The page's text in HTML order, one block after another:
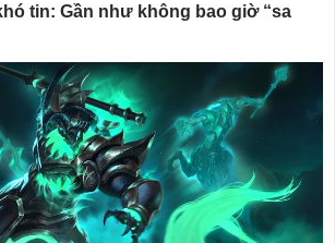
tin: Gần như không bao giờ “sa